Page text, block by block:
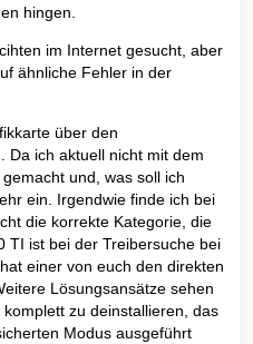
hingen.
im Internet gesucht, aber
ähnliche Fehler in der
über den
Da ich aktuell nicht mit dem
und, was soll ich
ein. Irgendwie finde ich bei
die korrekte Kategorie, die
TI ist bei der Treibersuche bei
einer von euch den direkten
Lösungsansätze sehen
zu deinstallieren, das
Modus ausgeführt